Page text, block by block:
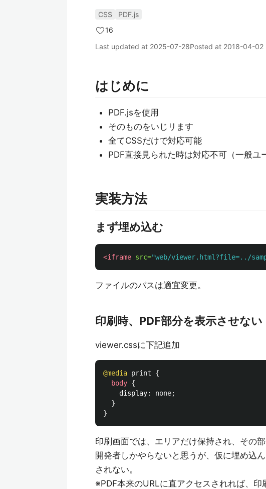
CSS
PDF.js
16
Last updated at 2025-07-28Posted at 2018-04-02
はじめに
PDF.jsを使用
そのものをいじリます
全てCSSだけで対応可能
PDF直接見られた時は対応不可（一般ユ
実装方法
まず埋め込む
<iframe src="web/viewer.html?file=../
ファイルのパスは適宜変更。
印刷時、PDF部分を表示させない
viewer.cssに下記追加
@media print
{
body {
display: none;
}
}
印刷画面では、エリアだけ保持され、その部
開発者しかやらないと思うが、仮に埋め込
されない。
※PDF本来のURLに直アクセスされれば、